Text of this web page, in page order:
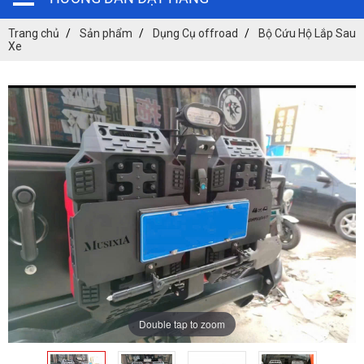
Trang chủ Sản phẩm Dụng Cụ offroad
Bộ Cứu Hộ Lắp Sau
Xe
Double tap to zoom